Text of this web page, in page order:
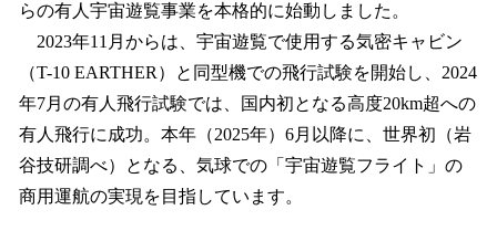
らの有人宇宙遊覧事業を本格的に始動しました。
2023年11月からは、宇宙遊覧で使用する気密キャビン
（T-10 EARTHER）と同型機での飛行試験を開始し、2024
年7月の有人飛行試験では、国内初となる高度20km超への
有人飛行に成功。本年（2025年）6月以降に、世界初（岩
谷技研調べ）となる、気球での「宇宙遊覧フライト」の
商用運航の実現を目指しています。